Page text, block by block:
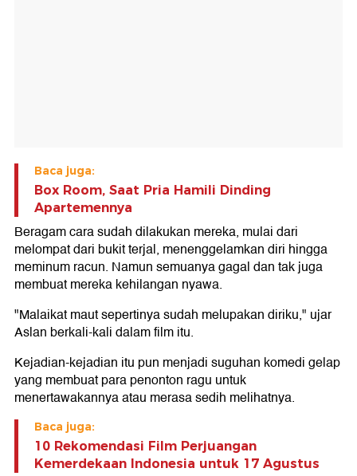
Baca juga:
Box Room, Saat Pria Hamili Dinding
Apartemennya
Beragam cara sudah dilakukan mereka, mulai dari
melompat dari bukit terjal, menenggelamkan diri hingga
meminum racun. Namun semuanya gagal dan tak juga
membuat mereka kehilangan nyawa.
"Malaikat maut sepertinya sudah melupakan diriku," ujar
Aslan berkali-kali dalam film itu.
Kejadian-kejadian itu pun menjadi suguhan komedi gelap
yang membuat para penonton ragu untuk
menertawakannya atau merasa sedih melihatnya.
Baca juga:
10 Rekomendasi Film Perjuangan
Kemerdekaan Indonesia untuk 17 Agustus